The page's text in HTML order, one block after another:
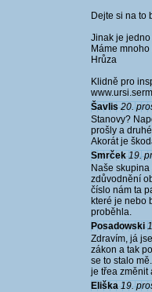
Dejte si na to
Jinak je jedno
Máme
Hrůza
Klidně pro
Šavlis 20.
Stanovy?
prošly a
Akorát je
Smrček 19.
Naše
zdůvodnění
číslo nám ta
které je nebo
proběhla.
Posadowski
Zdravím, já
zákon a tak
se to stalo
je třea změnit
Eliška 19.